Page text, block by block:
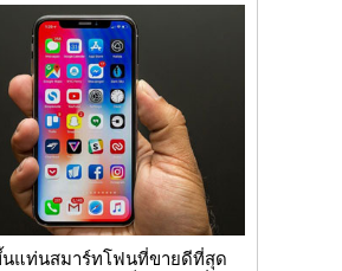
นแท่นสมาร์ทโฟนที่ขายดีที่สุด